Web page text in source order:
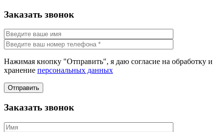
Заказать звонок
Нажимая кнопку "Отправить", я даю согласие на обработку и
хранение персональных данных
Отправить
Заказать звонок